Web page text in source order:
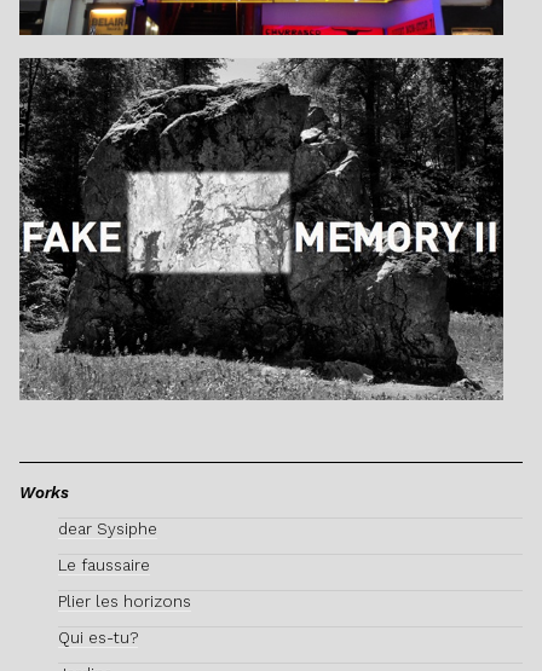
Works
dear Sysiphe
Le faussaire
Plier les horizons
Qui es-tu?